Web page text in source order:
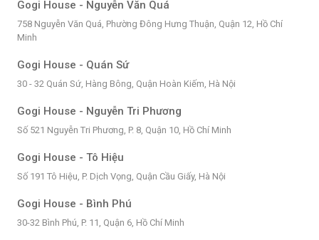
Gogi House - Nguyễn Văn Quá
758 Nguyễn Văn Quá, Phường Đông Hưng Thuận, Quận 12, Hồ Chí
Minh
Gogi House - Quán Sứ
30 - 32 Quán Sứ, Hàng Bông, Quận Hoàn Kiếm, Hà Nội
Gogi House - Nguyễn Tri Phương
Số 521 Nguyễn Tri Phương, P. 8, Quận 10, Hồ Chí Minh
Gogi House - Tô Hiệu
Số 191 Tô Hiệu, P. Dịch Vọng, Quận Cầu Giấy, Hà Nội
Gogi House - Bình Phú
30-32 Bình Phú, P. 11, Quận 6, Hồ Chí Minh